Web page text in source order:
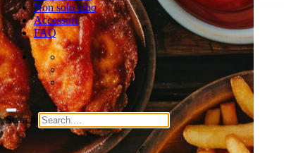
Non solo cibo
Accessori
FAQ
Search